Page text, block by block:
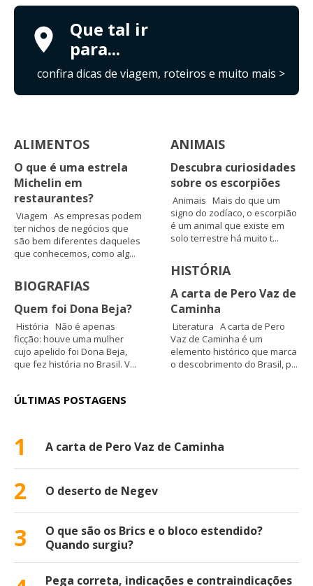
Que tal ir
para...
confira dicas de viagem, roteiros e muito mais >
ALIMENTOS
O que é uma estrela
Michelin em
restaurantes?
Viagem As empresas podem
ter nichos de negócios que
são bem diferentes daqueles
que conhecemos, como alg...
BIOGRAFIAS
Quem foi Dona Beja?
História Não é apenas
ficção: houve uma mulher
cujo apelido foi Dona Beja,
que fez história no Brasil. V...
ANIMAIS
Descubra curiosidades
sobre os escorpiões
Animais Mais do que um
signo do zodíaco, o escorpião
é um animal que existe em
solo terrestre há muito t...
HISTÓRIA
A carta de Pero Vaz de
Caminha
Literatura A carta de Pero
Vaz de Caminha é um
elemento histórico que marca
o descobrimento do Brasil, p...
ÚLTIMAS POSTAGENS
1 A carta de Pero Vaz de Caminha
2 O deserto de Negev
3
O que são os Brics e o bloco estendido?
Quando surgiu?
Pega correta, indicações e contraindicações